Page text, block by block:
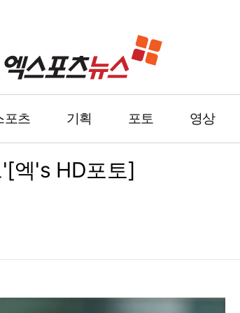
포츠 기획 포토 영상
엑's HD포토]